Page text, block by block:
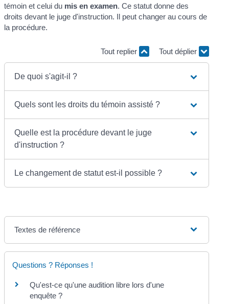
témoin et celui du mis en examen. Ce statut donne des
droits devant le juge d'instruction. Il peut changer au cours de
la procédure.
Tout replier Tout déplier
De quoi s'agit-il ?
Quels sont les droits du témoin assisté ?
Quelle est la procédure devant le juge
d'instruction ?
Le changement de statut est-il possible ?
Textes de référence
Questions ? Réponses !
Qu'est-ce qu'une audition libre lors d'une
enquête ?